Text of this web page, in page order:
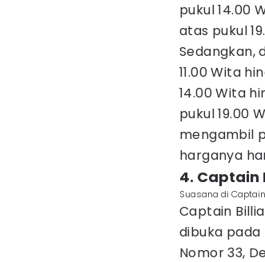
pukul 14.00
atas pukul
Sedangkan,
11.00 Wita
14.00 Wita
pukul 19.00
mengambil
harganya
4. Captain
Suasana di
Captain
dibuka pada
Nomor 33,